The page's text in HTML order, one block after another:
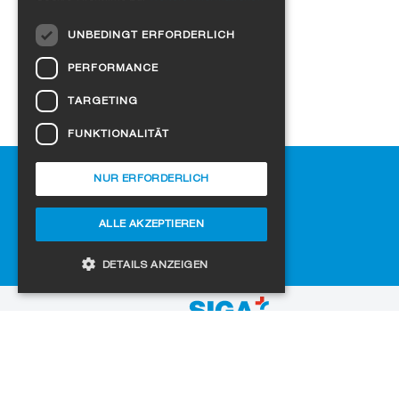
Downloads
SIGA-Fachhändler finden
Häufig gestellte Fragen
Cookie-Einstellungen
DANISH
LATVIAN
LITHUANIAN
UNBEDINGT ERFORDERLICH
PERFORMANCE
TARGETING
FUNKTIONALITÄT
ALLE AKZEPTIEREN
NUR ERFORDERLICH
DETAILS ANZEIGEN